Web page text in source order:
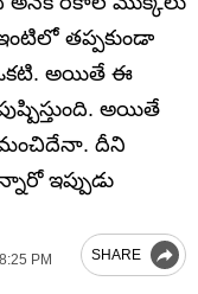
తప్పకుండా
అయితే ఈ
అయితే
దీని
ఇప్పుడు
PM SHARE